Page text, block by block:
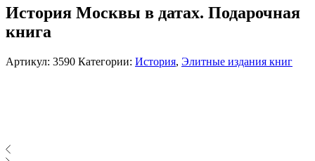
История Москвы в датах. Подарочная
книга
Артикул: 3590 Категории: История, Элитные издания книг